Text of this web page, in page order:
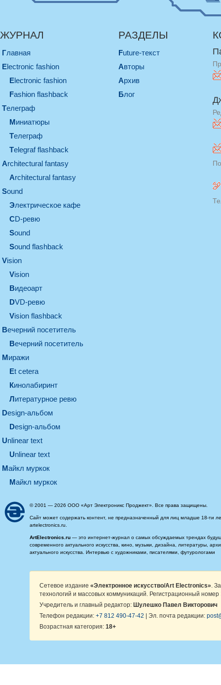
ЖУРНАЛ
Главная
electronic fashion
electronic fashion
Fashion flashback
телеграф
миниатюры
телеграф
Telegraf flashback
architectural fantasy
architectural fantasy
sound
электрическое кафе
CD-ревю
sound
Sound flashback
vision
vision
видеоарт
DVD-ревю
Vision flashback
вечерний посетитель
вечерний посетитель
миражи
et cetera
кинолабиринт
литературное ревю
design-альбом
design-альбом
unlinear text
Unlinear text
майкл муркок
майкл муркок
РАЗДЕЛЫ
Future-текст
Авторы
Архив
Блог
© 2001 — 2026 ООО «Арт Электроникс Проджект». Все права защищены.
Сайт может содержать контент, не предназначенный для лиц младше 18-ти
artelectronics.ru.
ArtElectronics.ru — это интернет-журнал о самых обсуждаемых трендах
современного актуального искусства, кино, музыки, дизайна, литературы,
актуального искусства. Интервью с художниками, писателями, футурологами
Сетевое издание «Электронное искусство/Art Electronics» .
технологий и массовых коммуникаций. Регистрационный
Учредитель и главный редактор: Шулешко Павел Викторович
Телефон редакции: +7 812 490-47-42 | Эл. почта редакции:
Возрастная категория: 18+